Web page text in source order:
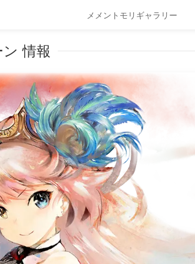
メメントモリギャラリー
情報